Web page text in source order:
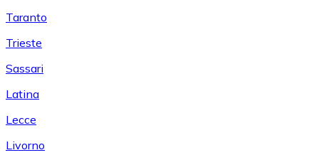
Taranto
Trieste
Sassari
Latina
Lecce
Livorno